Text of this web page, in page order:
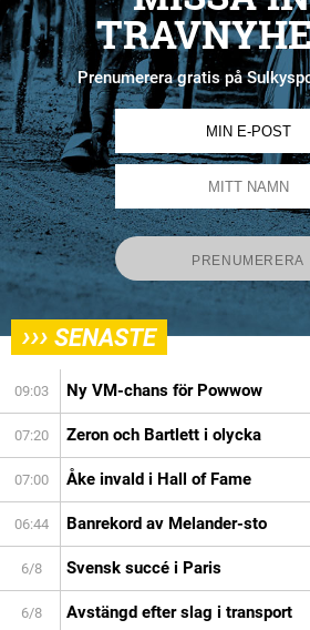
Prenumerera gratis på
››› SENASTE
09:03 Ny VM-chans för Powwow
07:20 Zeron och Bartlett i olycka
07:00 Åke invald i Hall of Fame
06:44 Banrekord av Melander-sto
6/8 Svensk succé i Paris
6/8 Avstängd efter slag i transport